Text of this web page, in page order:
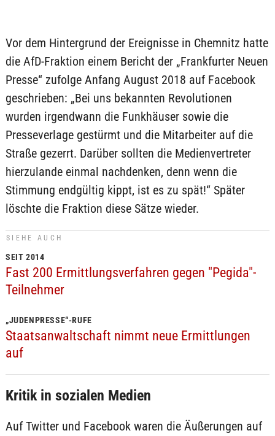
Vor dem Hintergrund der Ereignisse in Chemnitz hatte
die AfD-Fraktion einem Bericht der „Frankfurter Neuen
Presse“ zufolge Anfang August 2018 auf Facebook
geschrieben: „Bei uns bekannten Revolutionen
wurden irgendwann die Funkhäuser sowie die
Presseverlage gestürmt und die Mitarbeiter auf die
Straße gezerrt. Darüber sollten die Medienvertreter
hierzulande einmal nachdenken, denn wenn die
Stimmung endgültig kippt, ist es zu spät!“ Später
löschte die Fraktion diese Sätze wieder.
SIEHE AUCH
SEIT 2014
Fast 200 Ermittlungsverfahren gegen "Pegida"-
Teilnehmer
„JUDENPRESSE“-RUFE
Staatsanwaltschaft nimmt neue Ermittlungen
auf
Kritik in sozialen Medien
Auf Twitter und Facebook waren die Äußerungen auf